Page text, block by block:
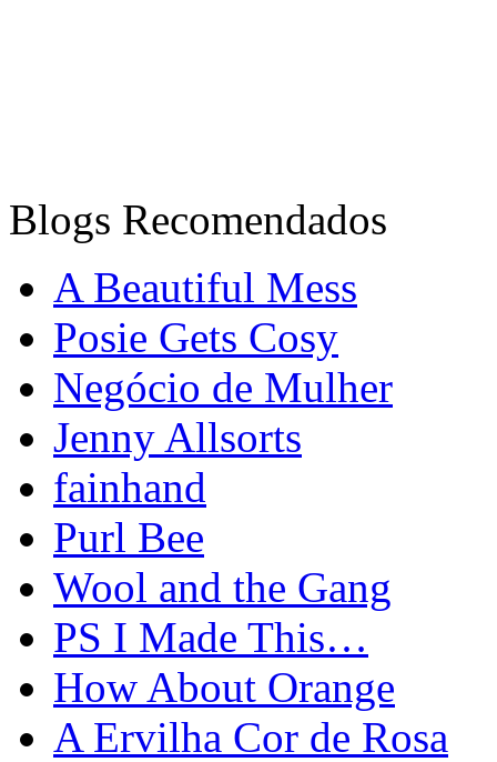
Blogs Recomendados
A Beautiful Mess
Posie Gets Cosy
Negócio de Mulher
Jenny Allsorts
fainhand
Purl Bee
Wool and the Gang
PS I Made This…
How About Orange
A Ervilha Cor de Rosa